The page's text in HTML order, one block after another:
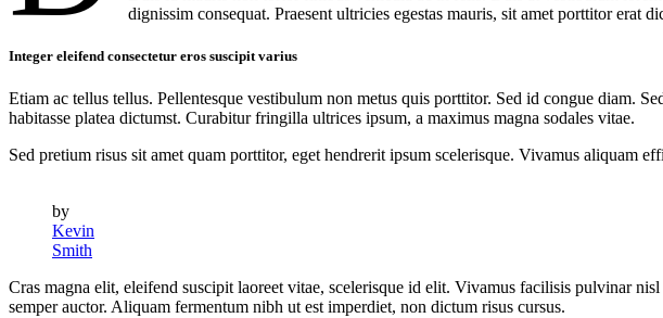
dignissim consequat. Praesent ultricies egestas mauris, sit amet porttitor erat
Integer eleifend consectetur eros suscipit varius
Etiam ac tellus tellus. Pellentesque vestibulum non metus quis porttitor. Sed id congue diam.
habitasse platea dictumst. Curabitur fringilla ultrices ipsum, a maximus magna sodales vitae.
Sed pretium risus sit amet quam porttitor, eget hendrerit ipsum scelerisque. Vivamus aliquam
by
Kevin
Smith
Cras magna elit, eleifend suscipit laoreet vitae, scelerisque id elit. Vivamus facilisis pulvinar
semper auctor. Aliquam fermentum nibh ut est imperdiet, non dictum risus cursus.